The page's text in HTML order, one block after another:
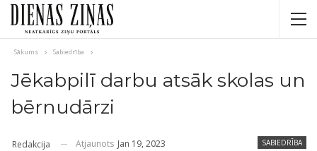
Sākums Sabiedrība
Jēkabpilī darbu atsāk skolas un
bērnudārzi
SABIEDRĪBA
Redakcija Atjaunots Jan 19, 2023